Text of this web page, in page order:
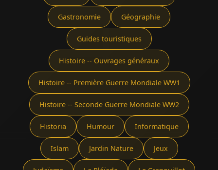
Gastronomie Géographie
Guides touristiques
Histoire -- Ouvrages généraux
Histoire -- Première Guerre Mondiale WW1
Histoire -- Seconde Guerre Mondiale WW2
Historia Humour Informatique
Islam Jardin Nature Jeux